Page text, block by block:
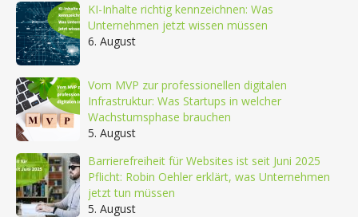
KI-Inhalte richtig kennzeichnen: Was
Unternehmen jetzt wissen müssen
6. August
Vom MVP zur professionellen digitalen
Infrastruktur: Was Startups in welcher
Wachstumsphase brauchen
5. August
Barrierefreiheit für Websites ist seit Juni 2025
Pflicht: Robin Oehler erklärt, was Unternehmen
jetzt tun müssen
5. August